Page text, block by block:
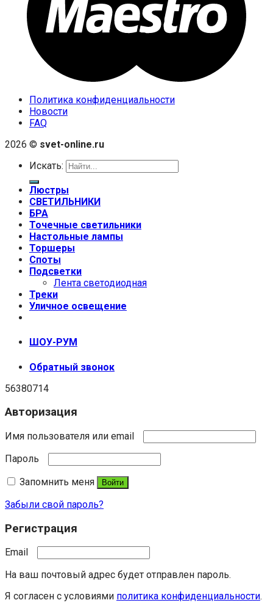
Политика конфиденциальности
Новости
FAQ
2026 © svet-online.ru
Искать:
Люстры
СВЕТИЛЬНИКИ
БРА
Точечные светильники
Настольные лампы
Торшеры
Споты
Подсветки
Лента светодиодная
Треки
Уличное освещение
ШОУ-РУМ
Обратный звонок
56380714
Авторизация
Имя пользователя или email
Пароль
Запомнить меня
Войти
Забыли свой пароль?
Регистрация
Email
На ваш почтовый адрес будет отправлен пароль.
Я согласен с условиями политика конфиденциальности.